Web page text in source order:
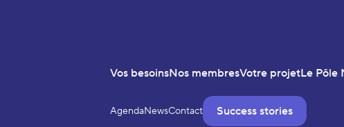
Vos besoinsNos membresVotre projetLe Pôle
AgendaNewsContact Success stories